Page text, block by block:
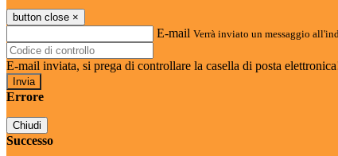
button close ×
E-mail Verrà inviato un messaggio
E-mail inviata, si prega di controllare la casella di posta
Errore
Chiudi
Successo